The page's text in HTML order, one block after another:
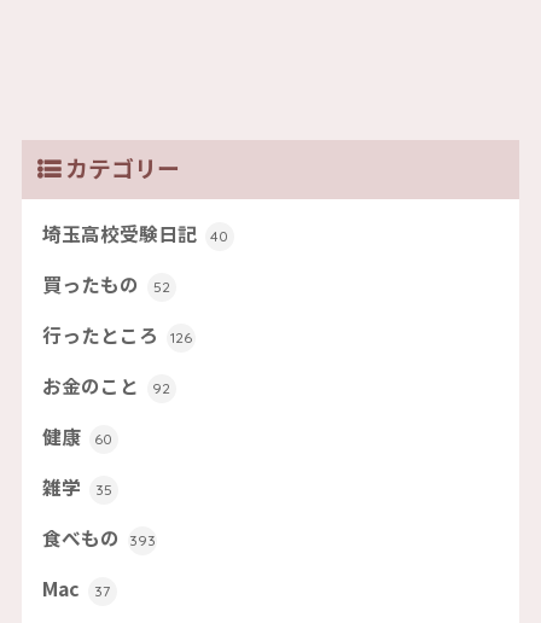
カテゴリー
埼玉高校受験日記 40
買ったもの 52
行ったところ 126
お金のこと 92
健康 60
雑学 35
食べもの 393
Mac 37